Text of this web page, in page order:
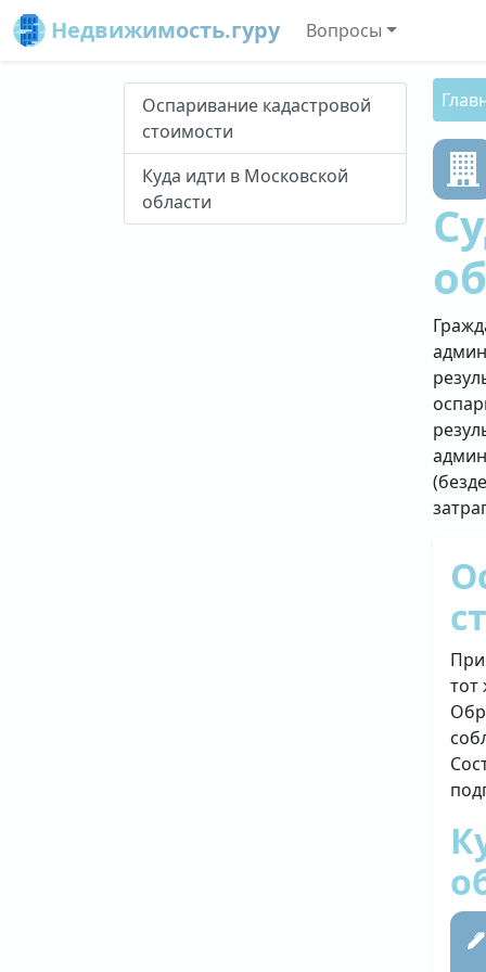
Недвижимость.гуру Вопросы
Оспаривание кадастровой
стоимости
Куда идти в Московской
области
При
тот